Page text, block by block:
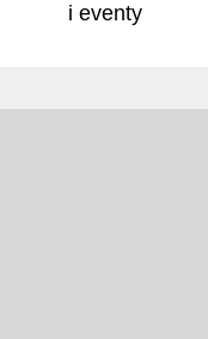
i eventy